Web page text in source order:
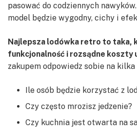
pasować do codziennych
model będzie wygodny, cichy i
Najlepsza lodówka retro to taka,
funkcjonalność i rozsądne koszty
zakupem odpowiedz sobie na
Ile osób będzie korzystać z
Czy często mrozisz jedzenie?
Czy kuchnia jest otwarta na